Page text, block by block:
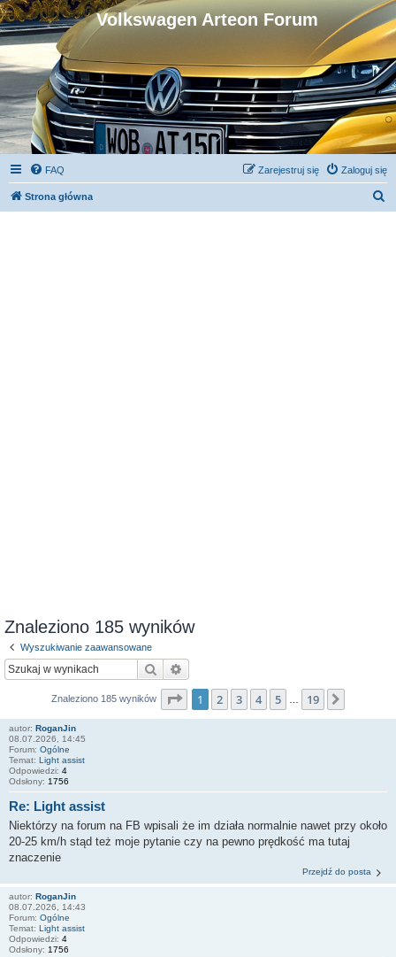
Volkswagen Arteon Forum
FAQ Zaloguj się
Zarejestruj się
Strona główna
Znaleziono 185 wyników
Wyszukiwanie zaawansowane
Szukaj
Znaleziono 185 wyników Strona z19
1 2 3 4 5 19
autor: RoganJin
08.07.2026, 14:45
Forum: Ogólne
Temat: Light assist
Odpowiedzi: 4
Odsłony: 1756
Re: Light assist
Niektórzy na forum na FB wpisali że im działa normalnie nawet przy około
20-25 km/h stąd też moje pytanie czy na pewno prędkość ma tutaj
znaczenie
Przejdź do posta
autor: RoganJin
08.07.2026, 14:43
Forum: Ogólne
Temat: Light assist
Odpowiedzi: 4
Odsłony: 1756